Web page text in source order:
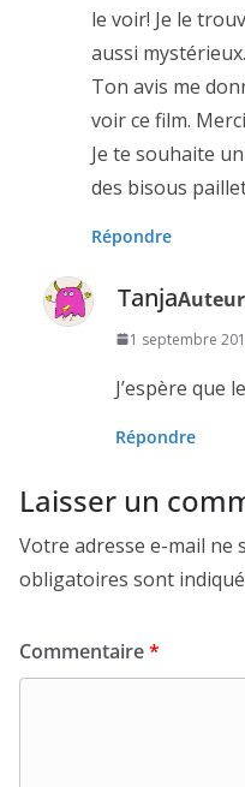
le voir! Je le
aussi mystérieux.
Ton avis me
voir ce film.
Je te souhaite
des bisous
Répondre
Tanja
1 septembre
J’espère que
Répondre
Laisser un
Votre adresse e-mail ne
obligatoires sont
Commentaire*